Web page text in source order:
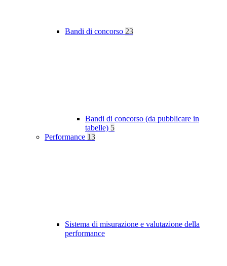
Bandi di concorso 23
Bandi di concorso (da pubblicare in
tabelle) 5
Performance 13
Sistema di misurazione e valutazione della
performance